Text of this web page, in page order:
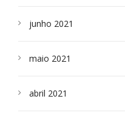
junho 2021
maio 2021
abril 2021